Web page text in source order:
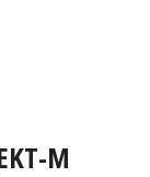
M